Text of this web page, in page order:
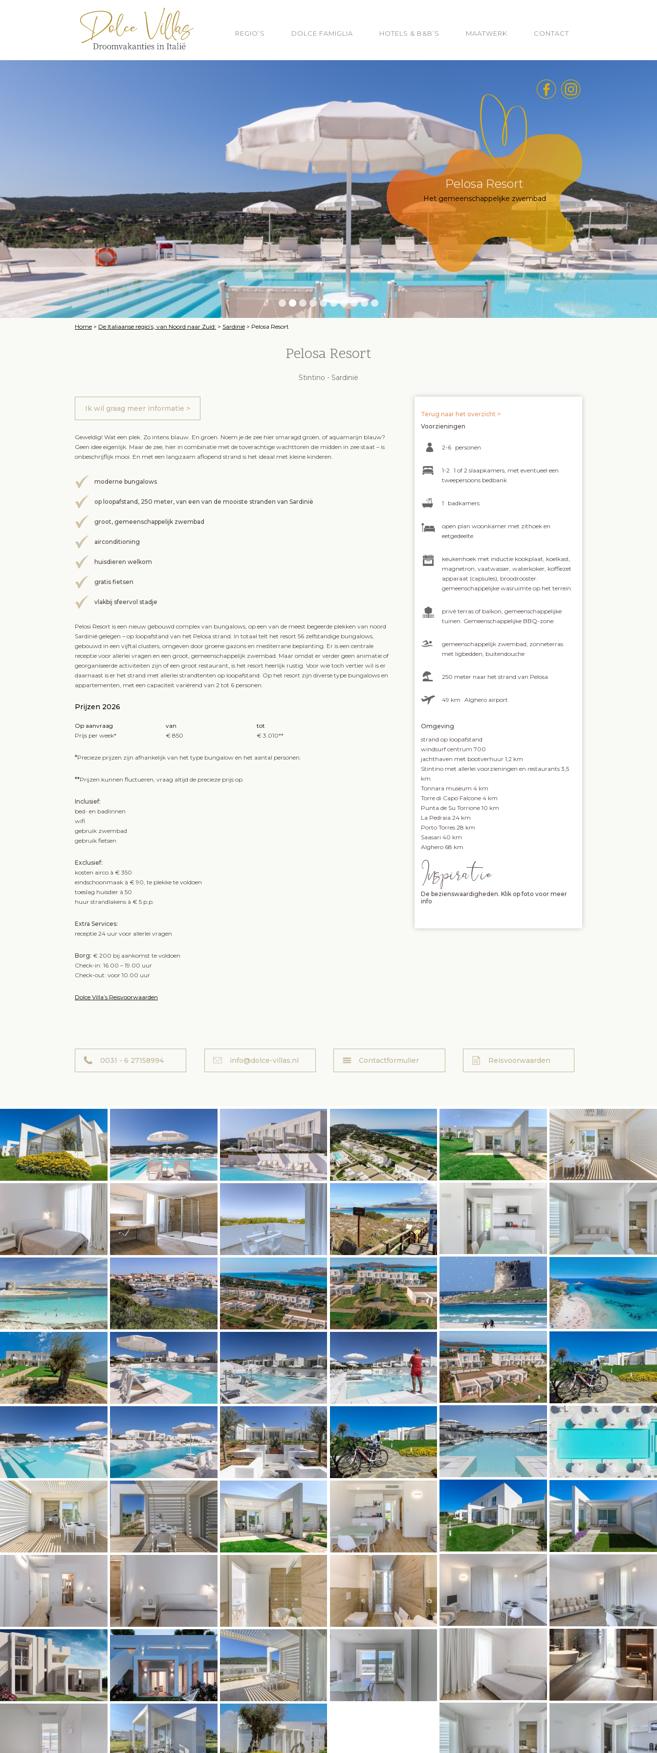
REGIO’S DOLCE FAMIGLIA HOTELS & B&B’S MAATWERK CONTACT
Pelosa Resort
Het gemeenschappelijke zwembad
Home > De Italiaanse regio’s, van Noord naar Zuid: > Sardinië > Pelosa Resort
Pelosa Resort
Stintino - Sardinië
Ik wil graag meer informatie >
Geweldig! Wat een plek. Zo intens blauw. En groen. Noem je de zee hier smaragd groen, of aquamarijn blauw?
Geen idee eigenlijk. Maar de zee, hier in combinatie met de toverachtige wachttoren die midden in zee staat – is
onbeschrijflijk mooi. En met een langzaam aflopend strand is het ideaal met kleine kinderen.
moderne bungalows
op loopafstand, 250 meter, van een van de mooiste stranden van Sardinië
groot, gemeenschappelijk zwembad
airconditioning
huisdieren welkom
gratis fietsen
vlakbij sfeervol stadje
Pelosi Resort is een nieuw gebouwd complex van bungalows, op een van de meest begeerde plekken van noord
Sardinië gelegen – op loopafstand van het Pelosa strand. In totaal telt het resort 56 zelfstandige bungalows,
gebouwd in een vijftal clusters, omgeven door groene gazons en mediterrane beplanting. Er is een centrale
receptie voor allerlei vragen en een groot, gemeenschappelijk zwembad. Maar omdat er verder geen animatie of
georganiseerde activiteiten zijn of een groot restaurant, is het resort heerlijk rustig. Voor wie toch vertier wil is er
daarnaast is er het strand met allerlei strandtenten op loopafstand. Op het resort zijn diverse type bungalows en
appartementen, met een capaciteit variërend van 2 tot 6 personen.
Prijzen 2026
Op aanvraag van
tot
Prijs per week*
€ 850 € 3.010**
*Precieze prijzen zijn afhankelijk van het type bungalow en het aantal personen.
**Prijzen kunnen fluctueren, vraag altijd de precieze prijs op.
Inclusief:
bed- en badlinnen
wifi
gebruik zwembad
gebruik fietsen
Exclusief:
kosten airco à € 350
eindschoonmaak à € 90, te plekke te voldoen
toeslag huisdier à 50
huur strandlakens à € 5 p.p.
Extra Services:
receptie 24 uur voor allerlei vragen
Borg: € 200 bij aankomst te voldoen
Check-in: 16.00 – 19.00 uur
Check-out: voor 10.00 uur
Dolce Villa’s Reisvoorwaarden
Terug naar het overzicht >
Voorzieningen
2-6 personen
1-2 1 of 2 slaapkamers, met eventueel een
tweepersoons bedbank
1 badkamers
open plan woonkamer met zithoek en
eetgedeelte
keukenhoek met inductie kookplaat, koelkast,
magnetron, vaatwasser, waterkoker, koffiezet
apparaat (capsules), broodrooster.
gemeenschappelijke wasruimte op het terrein.
privé terras of balkon, gemeenschappelijke
tuinen. Gemeenschappelijke BBQ-zone.
gemeenschappelijk zwembad, zonneterras
met ligbedden, buitendouche
250 meter naar het strand van Pelosa
49 km Alghero airport
Omgeving
strand op loopafstand
windsurf centrum 700
jachthaven met bootverhuur 1,2 km
Stintino met allerlei voorzieningen en restaurants 3,5
km
Tonnara museum 4 km
Torre di Capo Falcone 4 km
Punta de Su Torrione 10 km
La Pedraia 24 km
Porto Torres 28 km
Saasari 40 km
Alghero 68 km
Inspira tie
De bezienswaardigheden. Klik op foto voor meer
info
0031 - 6 27158994 info@dolce-villas.nl Contactformulier Reisvoorwaarden